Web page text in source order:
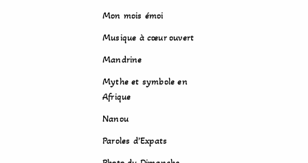
Mon mois émoi
Musique à cœur ouvert
Mandrine
Mythe et symbole en
Afrique
Nanou
Paroles d’Expats